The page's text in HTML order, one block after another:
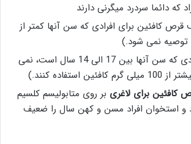
که دائما سردرد میگرنی دارند
کافئین برای افرادی که سن آنها کمتر از
نوجوانان (افرادی که سن آنها بین 17 الی 14 سال است، نمی
استفاده کنند.)
کافئین برای لاغری بر روی متابولیسم کلسیم
و استخوان افراد مسن و کهن سال را ضعیف